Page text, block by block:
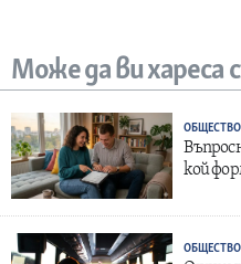
Може да ви хареса
ОБЩЕСТВО
кой
ОБЩЕСТВО